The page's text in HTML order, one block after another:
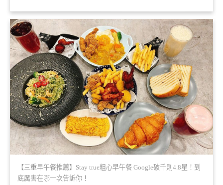
【三重早午餐推薦】Stay true粗心早午餐 Google破千則4.8星！到
底厲害在哪一次告訴你！